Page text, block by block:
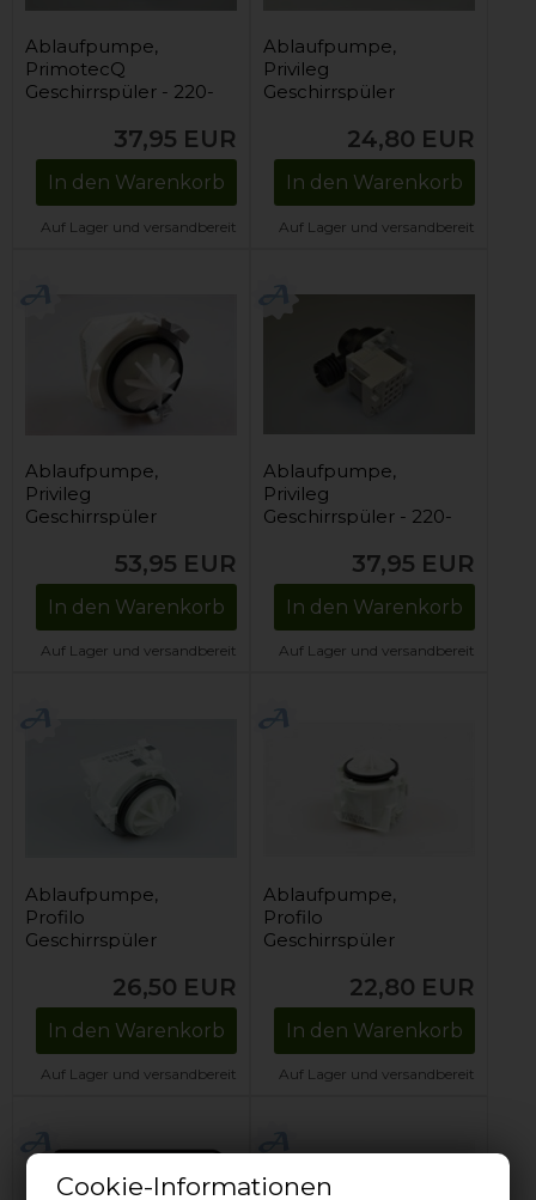
Cookie-Informationen
Ablaufpumpe,
PrimotecQ
Geschirrspüler - 220-
37,95 EUR
In den Warenkorb
Auf Lager und versandbereit
Ablaufpumpe,
Privileg
Geschirrspüler
24,80 EUR
In den Warenkorb
Auf Lager und versandbereit
Ablaufpumpe,
Privileg
Geschirrspüler
53,95 EUR
In den Warenkorb
Auf Lager und versandbereit
Ablaufpumpe,
Privileg
Geschirrspüler - 220-
37,95 EUR
In den Warenkorb
Auf Lager und versandbereit
Ablaufpumpe,
Profilo
Geschirrspüler
26,50 EUR
In den Warenkorb
Auf Lager und versandbereit
Ablaufpumpe,
Profilo
Geschirrspüler
22,80 EUR
In den Warenkorb
Auf Lager und versandbereit